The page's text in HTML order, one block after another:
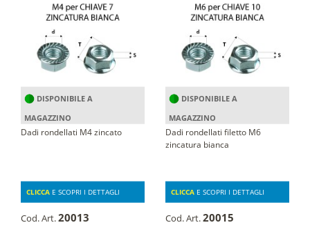
DISPONIBILE A
MAGAZZINO
Dadi rondellati M4 zincato
CLICCA E SCOPRI I DETTAGLI
Cod. Art.20013
DISPONIBILE A
MAGAZZINO
Dadi rondellati filetto M6
zincatura bianca
CLICCA E SCOPRI I DETTAGLI
Cod. Art.20015